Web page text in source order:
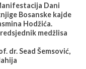
Dani
Bosanske kajde
Hodžića.
medžlisa
dr. Sead Šemsović,